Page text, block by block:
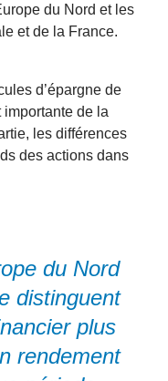
du Nord et les
et de la France.
d’épargne de
importante de la
les différences
des actions dans
du Nord
distinguent
plus
rendement